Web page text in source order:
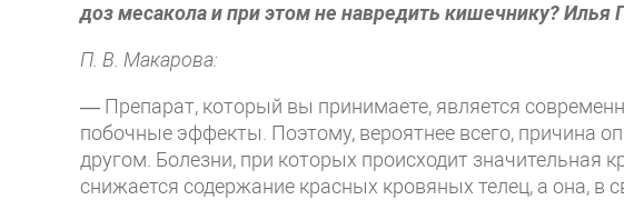
доз месакола и при этом не навредить кишечнику? Илья
П. В. Макарова:
— Препарат, который вы принимаете, является
побочные эффекты. Поэтому, вероятнее всего, причина
другом. Болезни, при которых происходит
снижается содержание красных кровяных телец, а она, в